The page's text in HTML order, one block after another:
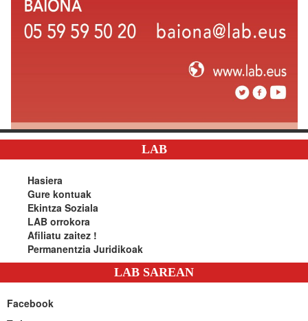
LAB
Hasiera
Gure kontuak
Ekintza Soziala
LAB orrokora
Afiliatu zaitez !
Permanentzia Juridikoak
LAB SAREAN
Facebook